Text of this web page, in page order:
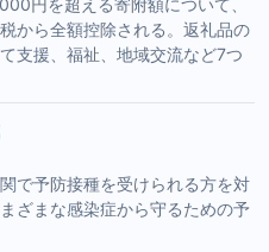
から全額控除される。返礼品の
支援、福祉、地域交流など7つ
で予防接種を受けられる方を対
ざまな感染症から守るための予